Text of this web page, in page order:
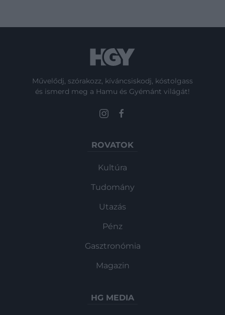
Művelődj, szórakozz, kíváncsiskodj, kóstolgass
és ismerd meg a Hamu és Gyémánt világát!
ROVATOK
Kultúra
Tudomány
Utazás
Pénz
Gasztronómia
Magazin
HG MEDIA